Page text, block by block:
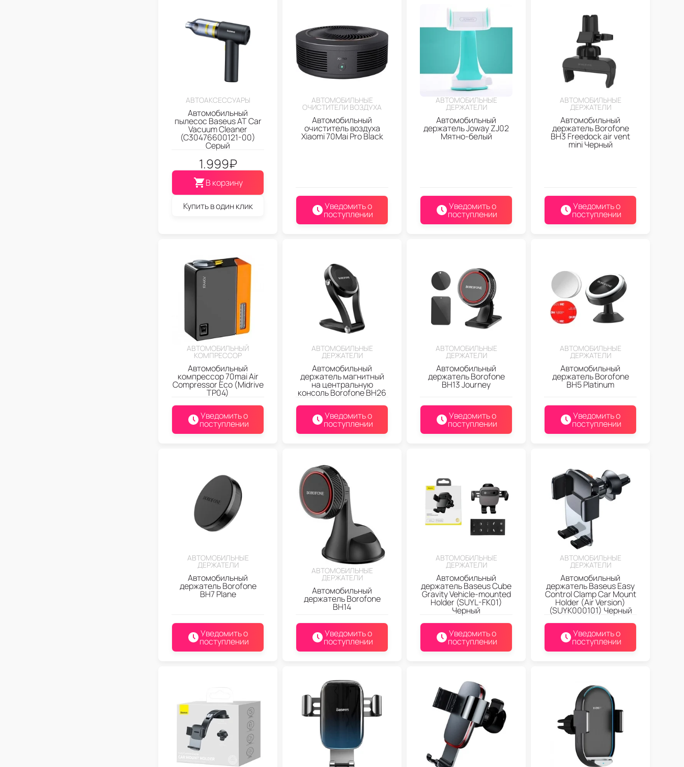
АВТОАКСЕССУАРЫ
Автомобильный
пылесос Baseus AT Car
Vacuum Cleaner
(C30476600121-00)
Серый
1.999₽
В корзину
Купить в один клик
АВТОМОБИЛЬНЫЕ
ОЧИСТИТЕЛИ ВОЗДУХА
Автомобильный
очиститель воздуха
Xiaomi 70Mai Pro Black
Уведомить о
поступлении
АВТОМОБИЛЬНЫЕ
ДЕРЖАТЕЛИ
Автомобильный
держатель Joway ZJ02
Мятно-белый
Уведомить о
поступлении
АВТОМОБИЛЬНЫЕ
ДЕРЖАТЕЛИ
Автомобильный
держатель Borofone
BH3 Freedock air vent
mini Черный
Уведомить о
поступлении
АВТОМОБИЛЬНЫЙ
КОМПРЕССОР
Автомобильный
компрессор 70mai Air
Compressor Eco (Midrive
TP04)
Уведомить о
поступлении
АВТОМОБИЛЬНЫЕ
ДЕРЖАТЕЛИ
Автомобильный
держатель магнитный
на центральную
консоль Borofone BH26
Уведомить о
поступлении
АВТОМОБИЛЬНЫЕ
ДЕРЖАТЕЛИ
Автомобильный
держатель Borofone
BH13 Journey
Уведомить о
поступлении
АВТОМОБИЛЬНЫЕ
ДЕРЖАТЕЛИ
Автомобильный
держатель Borofone
BH5 Platinum
Уведомить о
поступлении
АВТОМОБИЛЬНЫЕ
ДЕРЖАТЕЛИ
Автомобильный
держатель Borofone
BH7 Plane
Уведомить о
поступлении
АВТОМОБИЛЬНЫЕ
ДЕРЖАТЕЛИ
Автомобильный
держатель Borofone
BH14
Уведомить о
поступлении
АВТОМОБИЛЬНЫЕ
ДЕРЖАТЕЛИ
Автомобильный
держатель Baseus Cube
Gravity Vehicle-mounted
Holder (SUYL-FK01)
Черный
Уведомить о
поступлении
АВТОМОБИЛЬНЫЕ
ДЕРЖАТЕЛИ
Автомобильный
держатель Baseus Easy
Control Clamp Car Mount
Holder (Air Version)
(SUYK000101) Черный
Уведомить о
поступлении